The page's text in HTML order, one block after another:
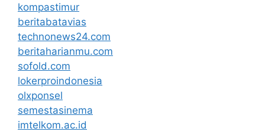
kompastimur
beritabatavias
technonews24.com
beritaharianmu.com
sofold.com
lokerproindonesia
olxponsel
semestasinema
imtelkom.ac.id